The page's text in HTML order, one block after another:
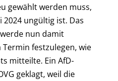
gewählt werden muss,
2024 ungültig ist. Das
nun damit
festzulegen, wie
mitteilte. Ein AfD-
geklagt, weil die